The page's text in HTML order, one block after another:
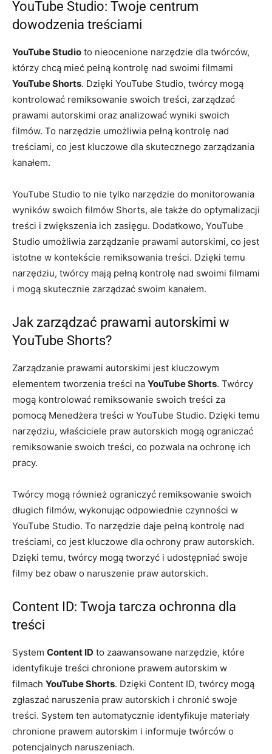
YouTube Studio: Twoje centrum
dowodzenia treściami
YouTube Studio to nieocenione narzędzie dla twórców,
którzy chcą mieć pełną kontrolę nad swoimi filmami
YouTube Shorts. Dzięki YouTube Studio, twórcy mogą
kontrolować remiksowanie swoich treści, zarządzać
prawami autorskimi oraz analizować wyniki swoich
filmów. To narzędzie umożliwia pełną kontrolę nad
treściami, co jest kluczowe dla skutecznego zarządzania
kanałem.
YouTube Studio to nie tylko narzędzie do monitorowania
wyników swoich filmów Shorts, ale także do optymalizacji
treści i zwiększenia ich zasięgu. Dodatkowo, YouTube
Studio umożliwia zarządzanie prawami autorskimi, co jest
istotne w kontekście remiksowania treści. Dzięki temu
narzędziu, twórcy mają pełną kontrolę nad swoimi filmami
i mogą skutecznie zarządzać swoim kanałem.
Jak zarządzać prawami autorskimi w
YouTube Shorts?
Zarządzanie prawami autorskimi jest kluczowym
elementem tworzenia treści na YouTube Shorts. Twórcy
mogą kontrolować remiksowanie swoich treści za
pomocą Menedżera treści w YouTube Studio. Dzięki temu
narzędziu, właściciele praw autorskich mogą ograniczać
remiksowanie swoich treści, co pozwala na ochronę ich
pracy.
Twórcy mogą również ograniczyć remiksowanie swoich
długich filmów, wykonując odpowiednie czynności w
YouTube Studio. To narzędzie daje pełną kontrolę nad
treściami, co jest kluczowe dla ochrony praw autorskich.
Dzięki temu, twórcy mogą tworzyć i udostępniać swoje
filmy bez obaw o naruszenie praw autorskich.
Content ID: Twoja tarcza ochronna dla
treści
System Content ID to zaawansowane narzędzie, które
identyfikuje treści chronione prawem autorskim w
filmach YouTube Shorts. Dzięki Content ID, twórcy mogą
zgłaszać naruszenia praw autorskich i chronić swoje
treści. System ten automatycznie identyfikuje materiały
chronione prawem autorskim i informuje twórców o
potencjalnych naruszeniach.